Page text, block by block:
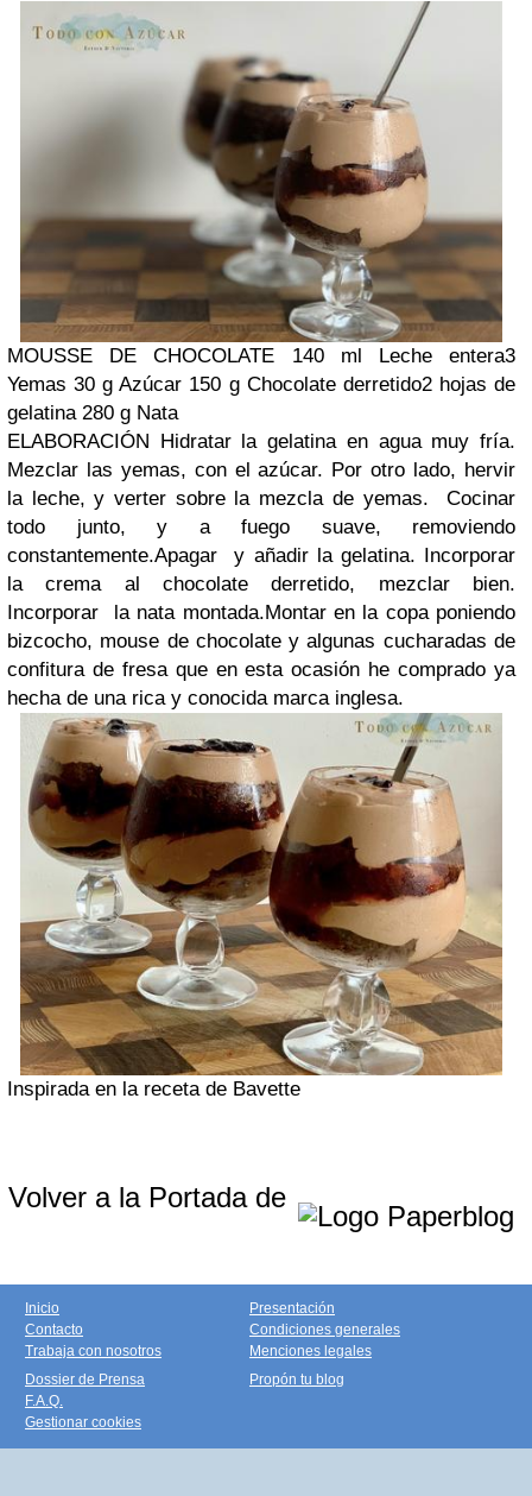
MOUSSE DE CHOCOLATE 140 ml Leche entera3
Yemas 30 g Azúcar 150 g Chocolate derretido2 hojas de
gelatina 280 g Nata
ELABORACIÓN Hidratar la gelatina en agua muy fría.
Mezclar las yemas, con el azúcar. Por otro lado, hervir
la leche, y verter sobre la mezcla de yemas. Cocinar
todo junto, y a fuego suave, removiendo
constantemente.Apagar y añadir la gelatina. Incorporar
la crema al chocolate derretido, mezclar bien.
Incorporar la nata montada.Montar en la copa poniendo
bizcocho, mouse de chocolate y algunas cucharadas de
confitura de fresa que en esta ocasión he comprado ya
hecha de una rica y conocida marca inglesa.
Inspirada en la receta de Bavette
Volver a la Portada de
Inicio
Contacto
Trabaja con nosotros
Presentación
Condiciones generales
Menciones legales
Dossier de Prensa
F.A.Q.
Gestionar cookies
Propón tu blog